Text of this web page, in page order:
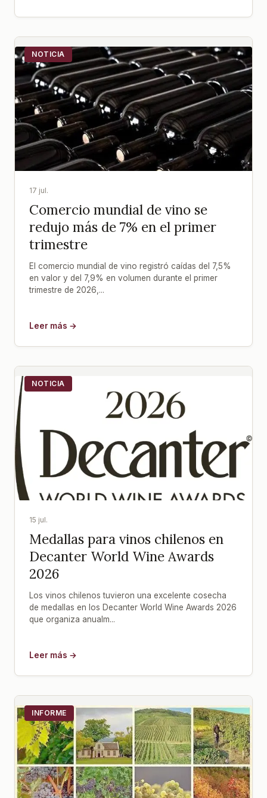
NOTICIA
17 jul.
Comercio mundial de vino se
redujo más de 7% en el primer
trimestre
El comercio mundial de vino registró caídas del 7,5%
en valor y del 7,9% en volumen durante el primer
trimestre de 2026,...
Leer más →
NOTICIA
15 jul.
Medallas para vinos chilenos en
Decanter World Wine Awards
2026
Los vinos chilenos tuvieron una excelente cosecha
de medallas en los Decanter World Wine Awards 2026
que organiza anualm...
Leer más →
INFORME